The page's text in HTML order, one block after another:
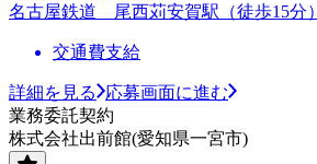
名古屋鉄道 尾西苅安賀駅（徒歩15分）
交通費支給
詳細を見る
応募画面に進む
業務委託契約
株式会社出前館(愛知県一宮市)